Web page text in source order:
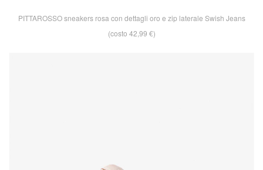
PITTAROSSO sneakers rosa con dettagli oro e zip laterale Swish Jeans
(costo 42,99 €)